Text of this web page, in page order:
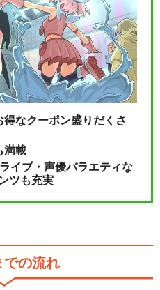
なクーポン盛りだくさ
満載
イブ・声優バラエティな
ツも充実
での流れ